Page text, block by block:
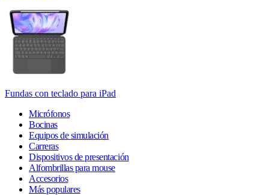
Fundas con teclado para iPad
Micrófonos
Bocinas
Equipos de simulación
Carreras
Dispositivos de presentación
Alfombrillas para mouse
Accesorios
Más populares